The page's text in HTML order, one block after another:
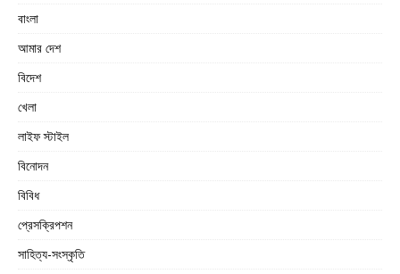
বাংলা
আমার দেশ
বিদেশ
খেলা
লাইফ স্টাইল
বিনোদন
বিবিধ
প্রেসক্রিপশন
সাহিত্য-সংস্কৃতি